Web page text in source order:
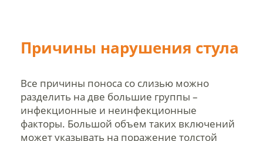
Причины нарушения стула
Все причины поноса со слизью можно
разделить на две большие группы –
инфекционные и неинфекционные
факторы. Большой объем таких включений
может указывать на поражение толстой